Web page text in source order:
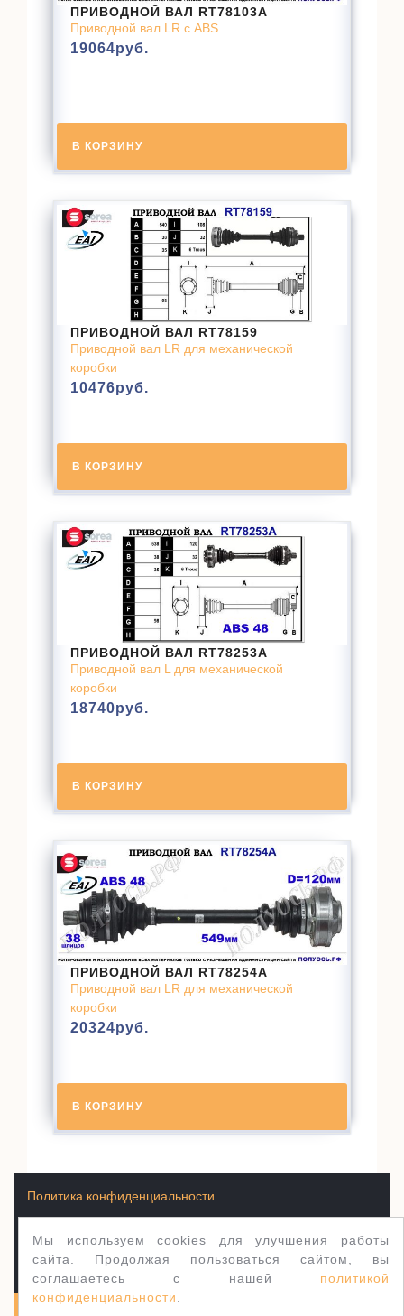
ПРИВОДНОЙ ВАЛ RT78103A
Приводной вал LR с ABS
19064руб.
В КОРЗИНУ
ПРИВОДНОЙ ВАЛ RT78159
Приводной вал LR для механической
коробки
10476руб.
В КОРЗИНУ
ПРИВОДНОЙ ВАЛ RT78253A
Приводной вал L для механической
коробки
18740руб.
В КОРЗИНУ
ПРИВОДНОЙ ВАЛ RT78254A
Приводной вал LR для механической
коробки
20324руб.
В КОРЗИНУ
Мы используем cookies для улучшения работы
сайта. Продолжая пользоваться сайтом, вы
соглашаетесь с нашей политикой
конфиденциальности
Условия продажи товаров
Политика конфиденциальности